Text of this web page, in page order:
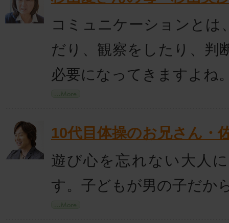
コミュニケーションとは
だり、観察をしたり、判
必要になってきますよね
10代目体操のお兄さん・
遊び心を忘れない大人
す。子どもが男の子だか